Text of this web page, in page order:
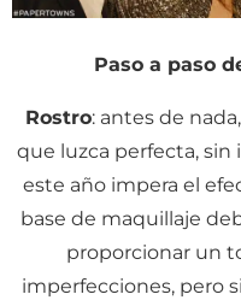
Paso a paso
Rostro: antes de
que luzca perfecta, sin
este año impera el
base de maquillaje
proporcionar un
imperfecciones, pero